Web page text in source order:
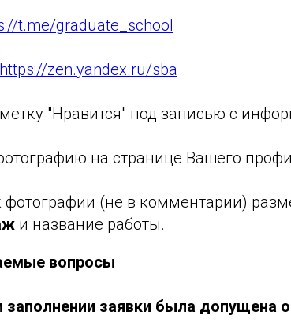
t.me/graduate_school
https://zen.yandex.ru/sba
"Нравится" под записью с
на странице Вашего
фотографии (не в комментарии)
и название работы.
вопросы
заполнении заявки была допущена